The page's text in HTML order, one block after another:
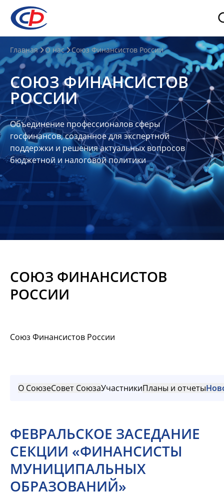
О
нас
О
СФР
Совет
Союза
Участники
Планы
отчеты
Контакты
Материалы
Главная О нас Союз Финансистов России
СОЮЗ ФИНАНСИСТОВ
РОССИИ
Объединение профессионалов сферы
госфинансов, созданное для экспертной
поддержки и решения актуальных вопросов
бюджетной и налоговой политики
СОЮЗ ФИНАНСИСТОВ
РОССИИ
Союз Финансистов России
О СоюзеСовет СоюзаУчастникиПланы и отчеты
ФЕВРАЛЬСКОЕ ЗАСЕДАНИЕ
СЕКЦИИ «ФИНАНСИСТЫ
МУНИЦИПАЛЬНЫХ
ОБРАЗОВАНИЙ»